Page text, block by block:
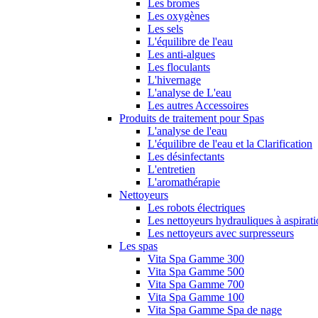
Les bromes
Les oxygènes
Les sels
L'équilibre de l'eau
Les anti-algues
Les floculants
L'hivernage
L'analyse de L'eau
Les autres Accessoires
Produits de traitement pour Spas
L'analyse de l'eau
L'équilibre de l'eau et la Clarification
Les désinfectants
L'entretien
L'aromathérapie
Nettoyeurs
Les robots électriques
Les nettoyeurs hydrauliques à
Les nettoyeurs avec surpresseurs
Les spas
Vita Spa Gamme 300
Vita Spa Gamme 500
Vita Spa Gamme 700
Vita Spa Gamme 100
Vita Spa Gamme Spa de nage